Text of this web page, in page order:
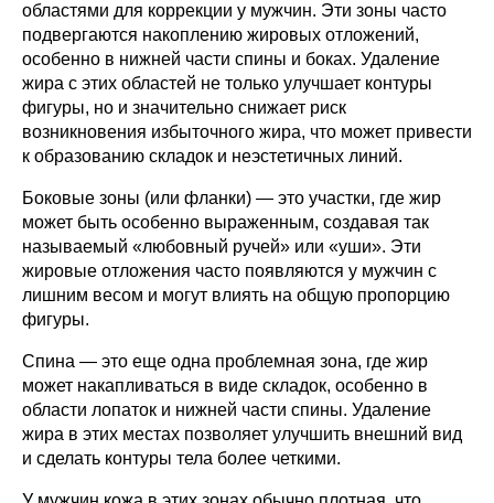
областями для коррекции у мужчин. Эти зоны часто
подвергаются накоплению жировых отложений,
особенно в нижней части спины и боках. Удаление
жира с этих областей не только улучшает контуры
фигуры, но и значительно снижает риск
возникновения избыточного жира, что может привести
к образованию складок и неэстетичных линий.
Боковые зоны (или фланки) — это участки, где жир
может быть особенно выраженным, создавая так
называемый «любовный ручей» или «уши». Эти
жировые отложения часто появляются у мужчин с
лишним весом и могут влиять на общую пропорцию
фигуры.
Спина — это еще одна проблемная зона, где жир
может накапливаться в виде складок, особенно в
области лопаток и нижней части спины. Удаление
жира в этих местах позволяет улучшить внешний вид
и сделать контуры тела более четкими.